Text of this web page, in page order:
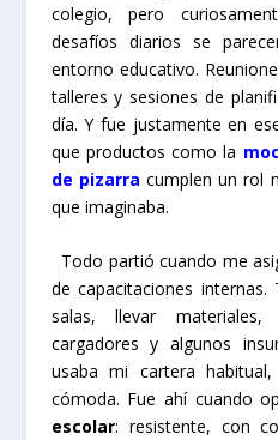
colegio, pero
desafíos diarios se
entorno educativo.
talleres y sesiones de
día. Y fue justamente en
que productos como la
de pizarra cumplen un rol
que imaginaba.
Todo partió cuando me
de capacitaciones
salas, llevar materiales,
cargadores y algunos
usaba mi cartera
cómoda. Fue ahí cuando
escolar: resistente, con